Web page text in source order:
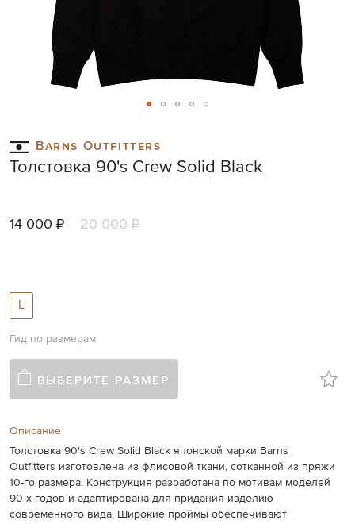
to
the
beginning
images
Barns Outfitters
Толстовка 90's Crew Solid Black
14 000 ₽ 20 000 ₽
L
Гид по размерам
ВЫБЕРИТЕ РАЗМЕР
Описание
Толстовка 90's Crew Solid Black японской марки Barns
Outfitters изготовлена из флисовой ткани, сотканной из пряжи
10-го размера. Конструкция разработана по мотивам моделей
90-х годов и адаптирована для придания изделию
современного вида. Широкие проймы обеспечивают